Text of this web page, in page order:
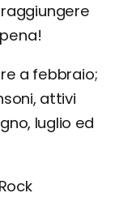
a febbraio;
attivi
luglio ed